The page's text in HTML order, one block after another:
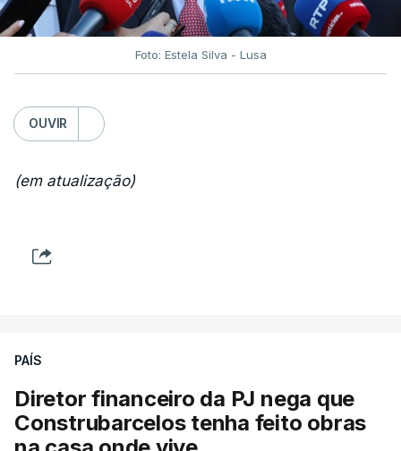
Foto: Estela Silva - Lusa
OUVIR
(em atualização)
PAÍS
Diretor financeiro da PJ nega que
Construbarcelos tenha feito obras